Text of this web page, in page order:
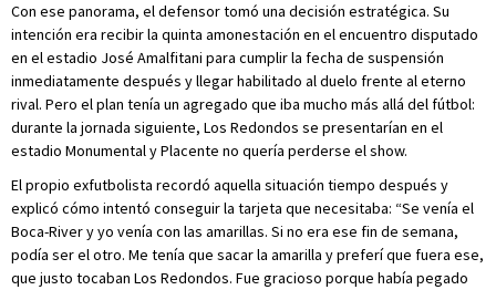
Con ese panorama, el defensor tomó una decisión estratégica. Su
intención era recibir la quinta amonestación en el encuentro disputado
en el estadio José Amalfitani para cumplir la fecha de suspensión
inmediatamente después y llegar habilitado al duelo frente al eterno
rival. Pero el plan tenía un agregado que iba mucho más allá del fútbol:
durante la jornada siguiente, Los Redondos se presentarían en el
estadio Monumental y Placente no quería perderse el show.
El propio exfutbolista recordó aquella situación tiempo después y
explicó cómo intentó conseguir la tarjeta que necesitaba: “Se venía el
Boca-River y yo venía con las amarillas. Si no era ese fin de semana,
podía ser el otro. Me tenía que sacar la amarilla y preferí que fuera ese,
que justo tocaban Los Redondos. Fue gracioso porque había pegado